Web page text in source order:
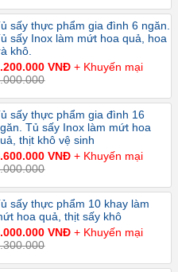
sấy thực phẩm gia đình 6 ngăn.
sấy Inox làm mứt hoa quả, hoa
khô.
VNĐ+ Khuyến mại
sấy thực phẩm gia đình 16
Tủ sấy Inox làm mứt hoa
thịt khô vệ sinh
VNĐ+ Khuyến mại
sấy thực phẩm 10 khay làm
hoa quả, thịt sấy khô
VNĐ+ Khuyến mại